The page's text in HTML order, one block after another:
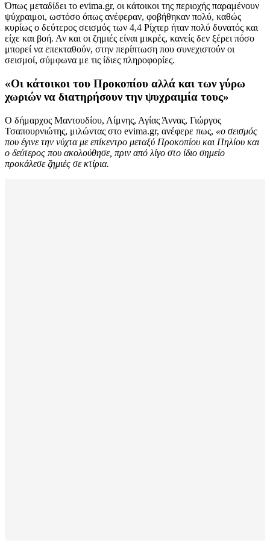
Όπως μεταδίδει το evima.gr, οι κάτοικοι της περιοχής παραμένουν
ψύχραιμοι, ωστόσο όπως ανέφεραν, φοβήθηκαν πολύ, καθώς
κυρίως ο δεύτερος σεισμός των 4,4 Ρίχτερ ήταν πολύ δυνατός και
είχε και βοή. Αν και οι ζημιές είναι μικρές, κανείς δεν ξέρει πόσο
μπορεί να επεκταθούν, στην περίπτωση που συνεχιστούν οι
σεισμοί, σύμφωνα με τις ίδιες πληροφορίες.
«Οι κάτοικοι του Προκοπίου αλλά και των γύρω
χωριών να διατηρήσουν την ψυχραιμία τους»
Ο δήμαρχος Μαντουδίου, Λίμνης, Αγίας Άννας, Γιώργος
Τσαπουρνιώτης, μιλώντας στο evima.gr, ανέφερε πως, «ο σεισμός
που έγινε την νύχτα με επίκεντρο μεταξύ Προκοπίου και Πηλίου και
ο δεύτερος που ακολούθησε, πριν από λίγο στο ίδιο σημείο
προκάλεσε ζημιές σε κτίρια.